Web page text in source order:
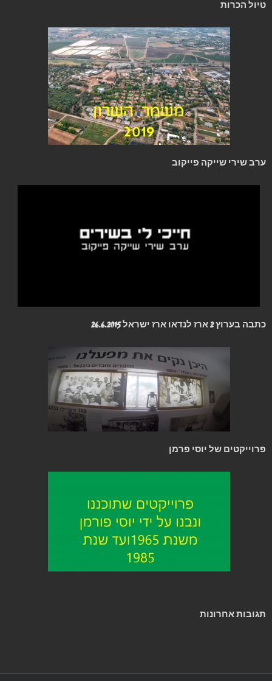
טיול הכרות
ערב שירי שייקה פייקוב
כתבה בערוץ 2 ארז לנדאו ארז ישראל 26.6.2015
פרוייקטים של יוסי פרמן
תגובות אחרונות